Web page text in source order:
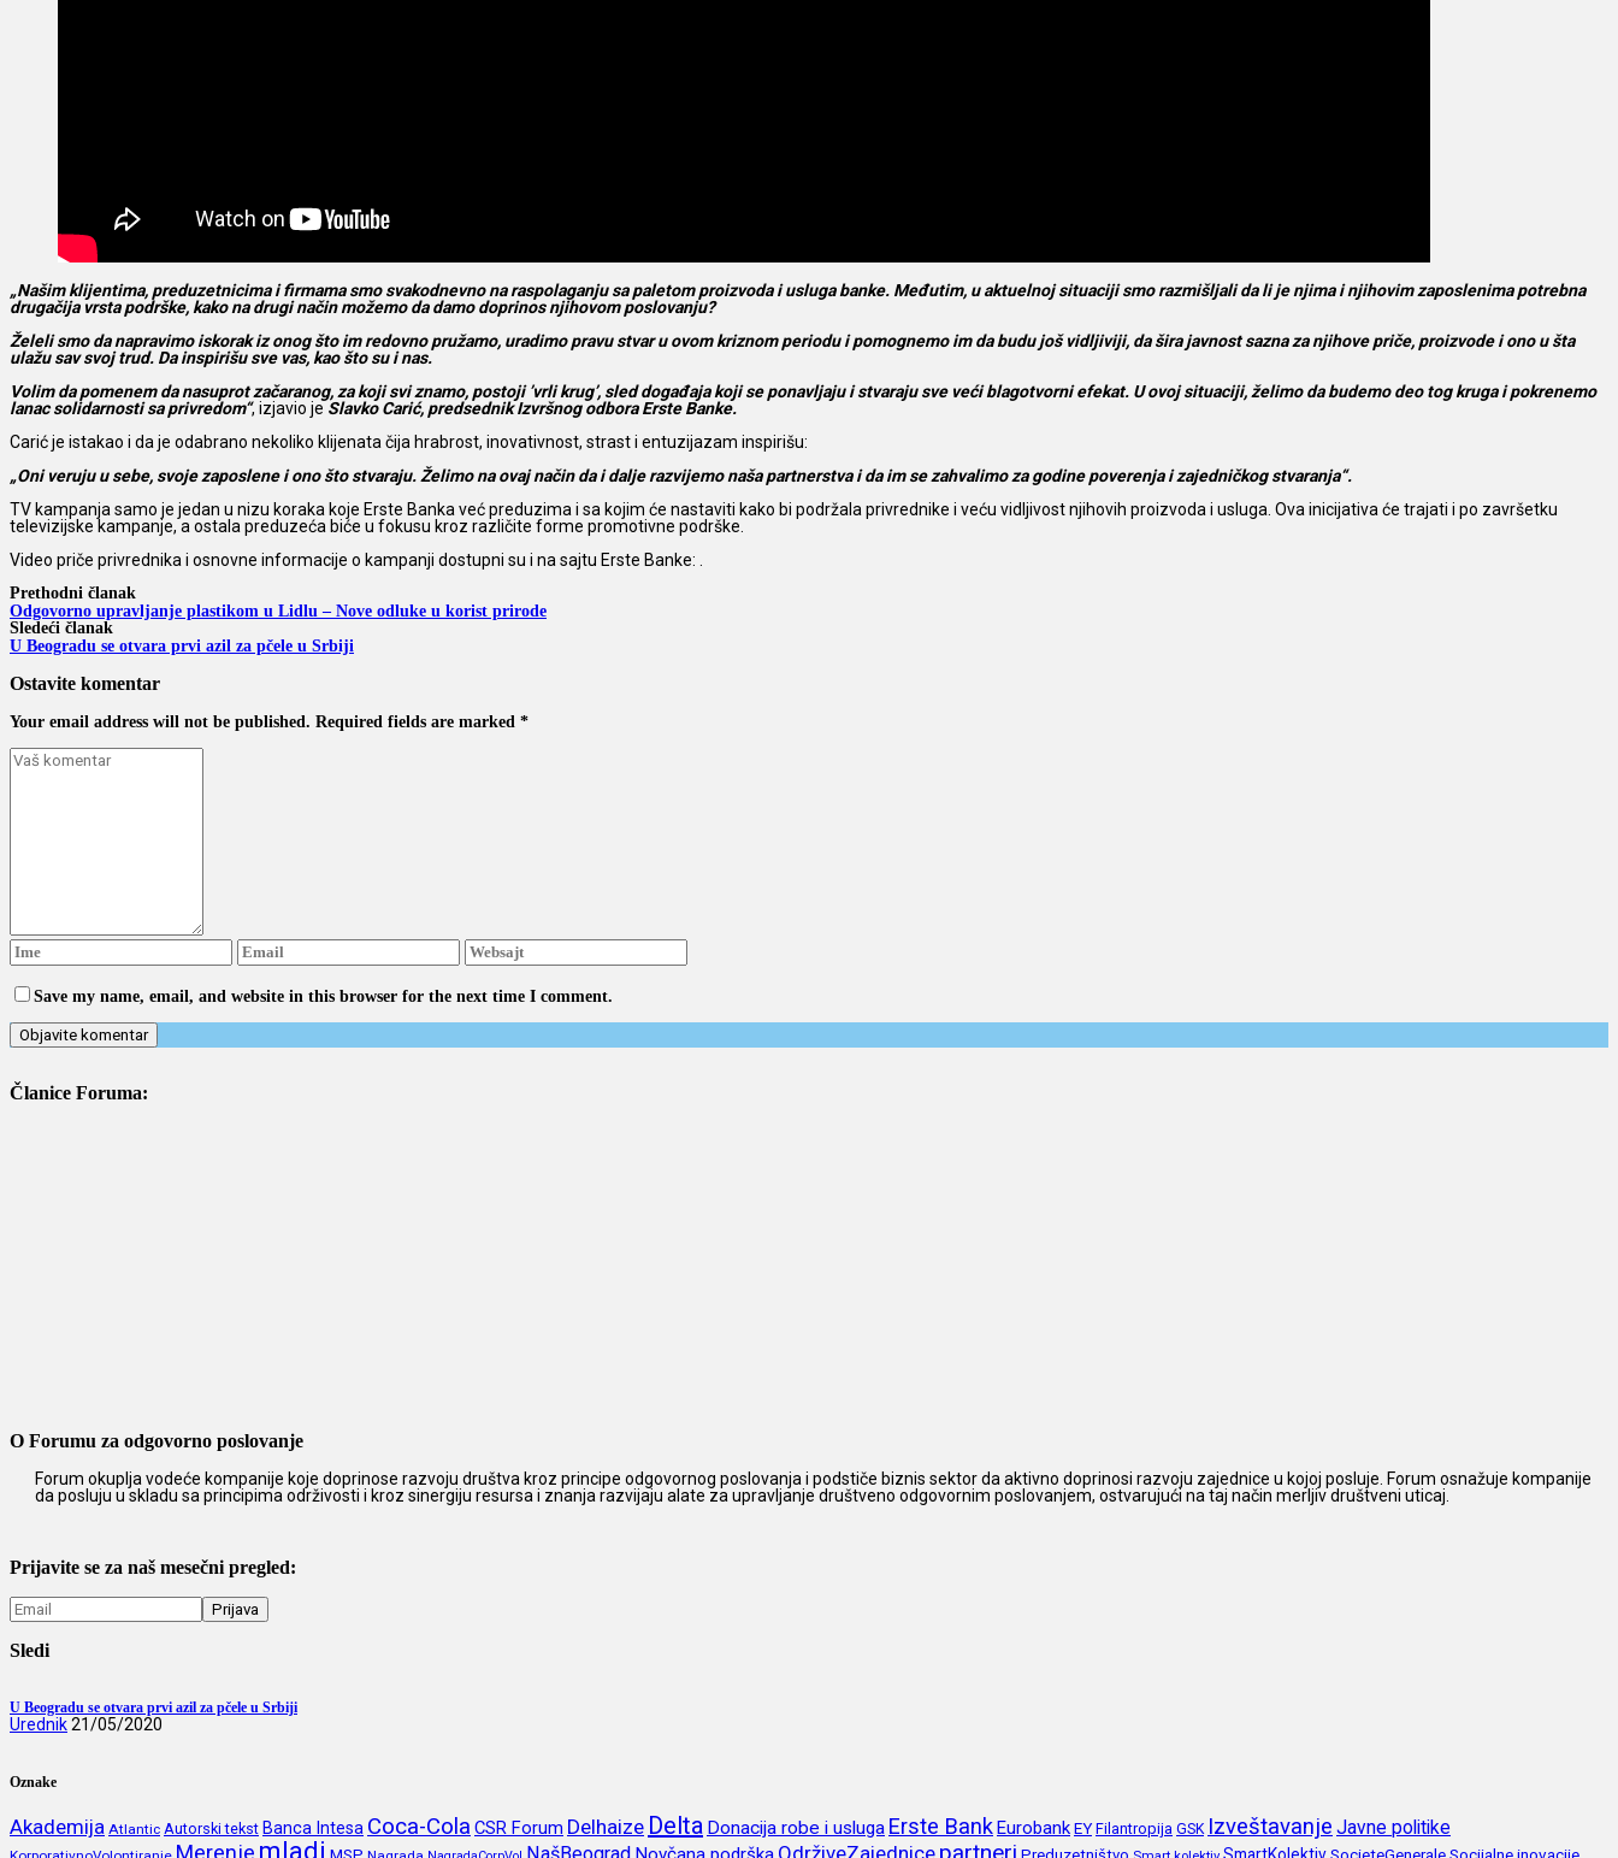
„Našim klijentima, preduzetnicima i firmama smo svakodnevno na raspolaganju sa paletom proizvoda i usluga banke. Međutim, u aktuelnoj situaciji smo razmišljali da li je njima i njihovim zaposlenima potrebna
drugačija vrsta podrške, kako na drugi način možemo da damo doprinos njihovom poslovanju?
Želeli smo da napravimo iskorak iz onog što im redovno pružamo, uradimo pravu stvar u ovom kriznom periodu i pomognemo im da budu još vidljiviji, da šira javnost sazna za njihove priče, proizvode i ono u šta
ulažu sav svoj trud. Da inspirišu sve vas, kao što su i nas.
Volim da pomenem da nasuprot začaranog, za koji svi znamo, postoji ’vrli krug’, sled događaja koji se ponavljaju i stvaraju sve veći blagotvorni efekat. U ovoj situaciji, želimo da budemo deo tog kruga i pokrenemo
lanac solidarnosti sa privredom“, izjavio je Slavko Carić, predsednik Izvršnog odbora Erste Banke.
Carić je istakao i da je odabrano nekoliko klijenata čija hrabrost, inovativnost, strast i entuzijazam inspirišu:
„Oni veruju u sebe, svoje zaposlene i ono što stvaraju. Želimo na ovaj način da i dalje razvijemo naša partnerstva i da im se zahvalimo za godine poverenja i zajedničkog stvaranja“.
TV kampanja samo je jedan u nizu koraka koje Erste Banka već preduzima i sa kojim će nastaviti kako bi podržala privrednike i veću vidljivost njihovih proizvoda i usluga. Ova inicijativa će trajati i po završetku
televizijske kampanje, a ostala preduzeća biće u fokusu kroz različite forme promotivne podrške.
Video priče privrednika i osnovne informacije o kampanji dostupni su i na sajtu Erste Banke: .
Prethodni članak
Odgovorno upravljanje plastikom u Lidlu – Nove odluke u korist prirode
Sledeći članak
U Beogradu se otvara prvi azil za pčele u Srbiji
Ostavite komentar
Your email address will not be published. Required fields are marked *
Save my name, email, and website in this browser for the next time I comment.
Članice Foruma:
O Forumu za odgovorno poslovanje
Forum okuplja vodeće kompanije koje doprinose razvoju društva kroz principe odgovornog poslovanja i podstiče biznis sektor da aktivno doprinosi razvoju zajednice u kojoj posluje. Forum osnažuje kompanije
da posluju u skladu sa principima održivosti i kroz sinergiju resursa i znanja razvijaju alate za upravljanje društveno odgovornim poslovanjem, ostvarujući na taj način merljiv društveni uticaj.
Prijavite se za naš mesečni pregled:
Sledi
U Beogradu se otvara prvi azil za pčele u Srbiji
Urednik21/05/2020
Oznake
Akademija Atlantic Autorski tekst Banca Intesa Coca-Cola CSR Forum Delhaize Delta Donacija robe i usluga Erste BankEurobankEY Filantropija GSK Izveštavanje Javne politike
Merenje mladi MSP NašBeograd OdrživeZajednice partneri SmartKolektivSocieteGeneraleSocijalne inovacije